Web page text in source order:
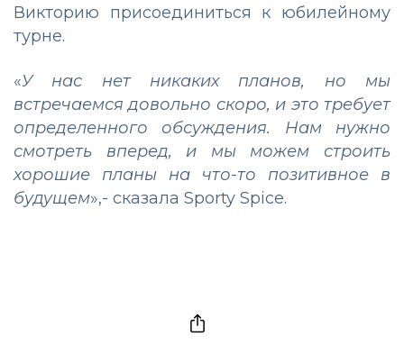
Викторию присоединиться к юбилейному
турне.
«У нас нет никаких планов, но мы
встречаемся довольно скоро, и это требует
определенного обсуждения. Нам нужно
смотреть вперед, и мы можем строить
хорошие планы на что-то позитивное в
будущем»,- сказала Sporty Spice.